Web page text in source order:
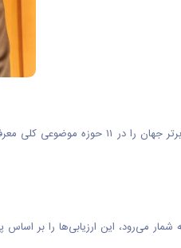
به شمار می‌رود، این ارزیابی‌ها